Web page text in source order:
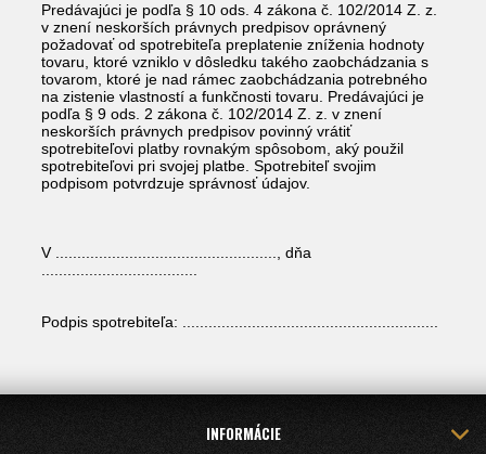
Predávajúci je podľa § 10 ods. 4 zákona č. 102/2014 Z. z.
v znení neskorších právnych predpisov oprávnený
požadovať od spotrebiteľa preplatenie zníženia hodnoty
tovaru, ktoré vzniklo v dôsledku takého zaobchádzania s
tovarom, ktoré je nad rámec zaobchádzania potrebného
na zistenie vlastností a funkčnosti tovaru. Predávajúci je
podľa § 9 ods. 2 zákona č. 102/2014 Z. z. v znení
neskorších právnych predpisov povinný vrátiť
spotrebiteľovi platby rovnakým spôsobom, aký použil
spotrebiteľovi pri svojej platbe. Spotrebiteľ svojim
podpisom potvrdzuje správnosť údajov.
V ..................................................., dňa
Podpis spotrebiteľa: ...........................................................
INFORMÁCIE